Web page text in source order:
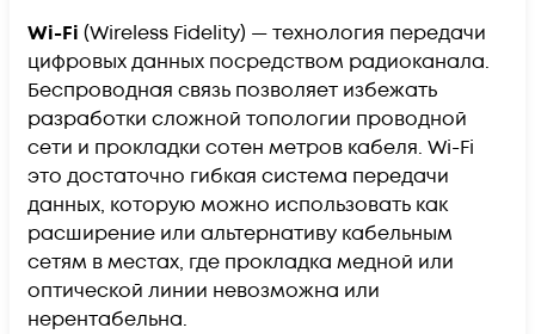
Wi-Fi (Wireless Fidelity) — технология передачи
цифровых данных посредством радиоканала.
Беспроводная связь позволяет избежать
разработки сложной топологии проводной
сети и прокладки сотен метров кабеля. Wi-Fi
это достаточно гибкая система передачи
данных, которую можно использовать как
расширение или альтернативу кабельным
сетям в местах, где прокладка медной или
оптической линии невозможна или
нерентабельна.